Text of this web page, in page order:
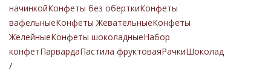
начинкойКонфеты без оберткиКонфеты
вафельныеКонфеты ЖевательныеКонфеты
ЖелейныеКонфеты шоколадныеНабор
конфетПарвардаПастила фруктоваяРачкиШоколад
/